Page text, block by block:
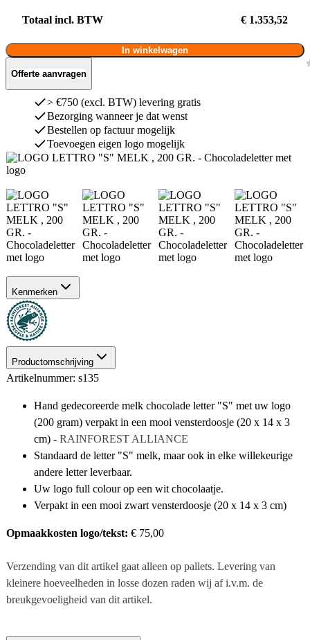
Totaal incl. BTW € 1.353,52
In winkelwagen
Offerte aanvragen
> €750 (excl. BTW) levering gratis
Bezorging wanneer je dat wenst
Bestellen op factuur mogelijk
Toevoegen eigen logo mogelijk
Kenmerken
Productomschrijving
Artikelnummer: s135
Hand gedecoreerde melk chocolade letter "S" met uw logo
(200 gram) verpakt in een mooi vensterdoosje (20 x 14 x 3
cm) - RAINFOREST ALLIANCE
Standaard de letter "S" melk, maar ook in elke willekeurige
andere letter leverbaar.
Uw logo full colour op een wit chocolaatje.
Verpakt in een mooi zwart vensterdoosje (20 x 14 x 3 cm)
Opmaakkosten logo/tekst: € 75,00
Verzending van dit artikel gaat alleen op pallets. Levering van
kleinere hoeveelheden in losse dozen raden wij af i.v.m. de
breukgevoeligheid van dit artikel.